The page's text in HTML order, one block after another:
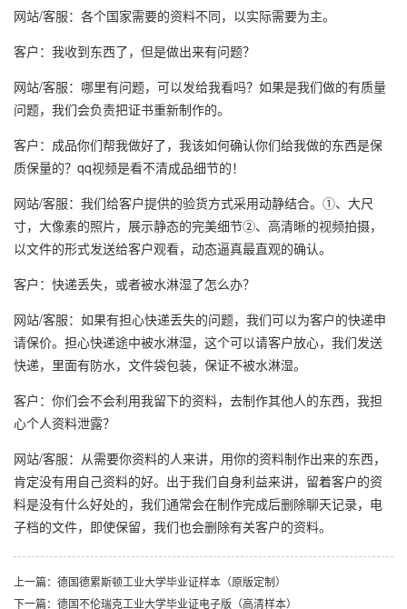
网站/客服：各个国家需要的资料不同，以实际需要为主。
客户：我收到东西了，但是做出来有问题？
网站/客服：哪里有问题，可以发给我看吗？如果是我们做的有质量
问题，我们会负责把证书重新制作的。
客户：成品你们帮我做好了，我该如何确认你们给我做的东西是保
质保量的？qq视频是看不清成品细节的！
网站/客服：我们给客户提供的验货方式采用动静结合。①、大尺
寸，大像素的照片，展示静态的完美细节②、高清晰的视频拍摄，
以文件的形式发送给客户观看，动态逼真最直观的确认。
客户：快递丢失，或者被水淋湿了怎么办？
网站/客服：如果有担心快递丢失的问题，我们可以为客户的快递申
请保价。担心快递途中被水淋湿，这个可以请客户放心，我们发送
快递，里面有防水，文件袋包装，保证不被水淋湿。
客户：你们会不会利用我留下的资料，去制作其他人的东西，我担
心个人资料泄露？
网站/客服：从需要你资料的人来讲，用你的资料制作出来的东西，
肯定没有用自己资料的好。出于我们自身利益来讲，留着客户的资
料是没有什么好处的，我们通常会在制作完成后删除聊天记录，电
子档的文件，即使保留，我们也会删除有关客户的资料。
上一篇：德国德累斯顿工业大学毕业证样本（原版定制）
下一篇：德国不伦瑞克工业大学毕业证电子版（高清样本）